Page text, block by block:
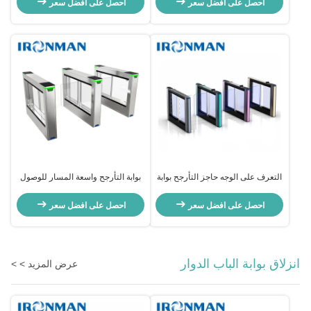
Residential Area Entry Security
احصل على افضل سعر احصل على افضل سعر
التعرف على الوجه حاجز التأرجح بوابة
ومحرك DC بدون فرشاة
احصل على افضل سعر
بوابة التأرجح واسعة المسار للوصول
احصل على افضل سعر
انزلاق بوابة الباب الدوار عرض المزيد > >